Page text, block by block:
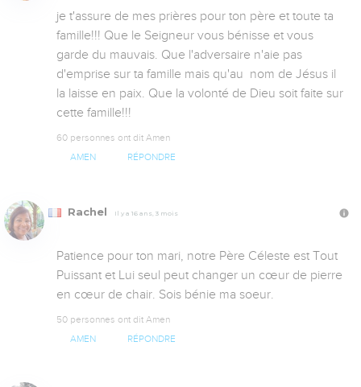
je t'assure de mes prières pour ton père et toute ta
famille!!! Que le Seigneur vous bénisse et vous
garde du mauvais. Que l'adversaire n'aie pas
d'emprise sur ta famille mais qu'au  nom de Jésus il
la laisse en paix. Que la volonté de Dieu soit faite sur
cette famille!!!
60 personnes ont dit Amen
AMEN RÉPONDRE
Rachel Il y a 16 ans, 3 mois
Patience pour ton mari, notre Père Céleste est Tout
Puissant et Lui seul peut changer un cœur de pierre
en cœur de chair. Sois bénie ma soeur.
50 personnes ont dit Amen
AMEN RÉPONDRE